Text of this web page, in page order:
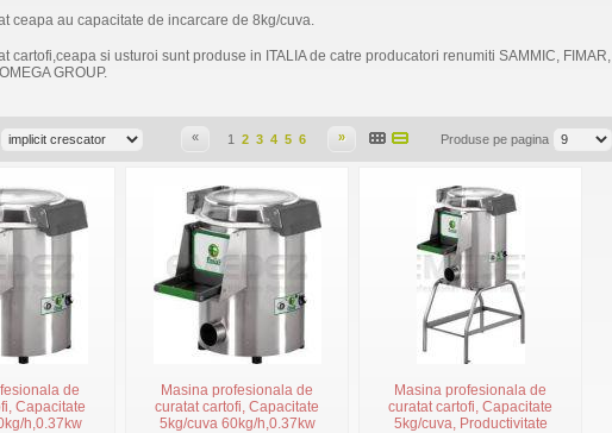
ceapa au capacitate de incarcare de 8kg/cuva.
cartofi,ceapa si usturoi sunt produse in ITALIA de catre producatori renumiti SAMMIC, FIMAR,
GROUP.
« 1 2 3 4 5 6 » Produse pe pagina
de
Capacitate
h,0.37kw
Masina profesionala de
curatat cartofi, Capacitate
5kg/cuva 60kg/h,0.37kw
Masina profesionala de
curatat cartofi, Capacitate
5kg/cuva, Productivitate